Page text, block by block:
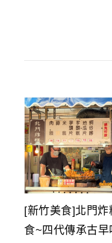
[新竹美食]北門
食~四代傳承古